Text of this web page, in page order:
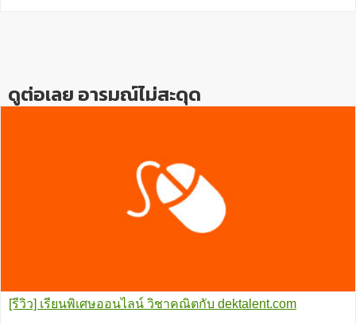
ดูต่อเลย อารมณ์ไม่สะดุด
[รีวิว] เรียนพิเศษออนไลน์ วิชาคณิตกับ dektalent.com